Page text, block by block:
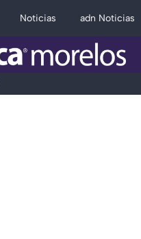
Noticias adn Noticias